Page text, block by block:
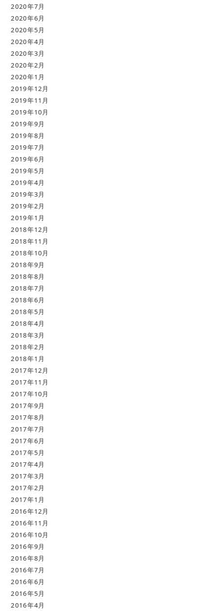
2020年7月
2020年6月
2020年5月
2020年4月
2020年3月
2020年2月
2020年1月
2019年12月
2019年11月
2019年10月
2019年9月
2019年8月
2019年7月
2019年6月
2019年5月
2019年4月
2019年3月
2019年2月
2019年1月
2018年12月
2018年11月
2018年10月
2018年9月
2018年8月
2018年7月
2018年6月
2018年5月
2018年4月
2018年3月
2018年2月
2018年1月
2017年12月
2017年11月
2017年10月
2017年9月
2017年8月
2017年7月
2017年6月
2017年5月
2017年4月
2017年3月
2017年2月
2017年1月
2016年12月
2016年11月
2016年10月
2016年9月
2016年8月
2016年7月
2016年6月
2016年5月
2016年4月